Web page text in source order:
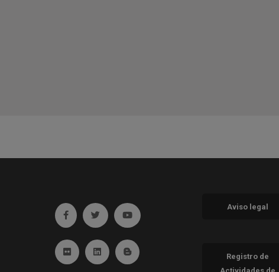
Ir a facebook (abre en ventana nueva)
Ir a twitter (abre en ventana nueva)
Ir a YouTube (abre en ventana nueva)
Ir a Flickr (abre en ventana nueva)
Ir a Linkedin (abre en ventana nueva)
Ir al Blog (abre en ventana nueva)
Aviso legal
Registro de